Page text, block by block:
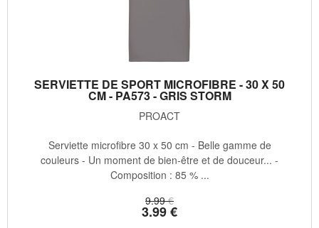
SERVIETTE DE SPORT MICROFIBRE - 30 X 50
CM - PA573 - GRIS STORM
PROACT
9.99 €
3.99€
Serviette microfibre 30 x 50 cm - Belle gamme de
couleurs - Un moment de bien-être et de douceur... -
Composition : 85 % ...